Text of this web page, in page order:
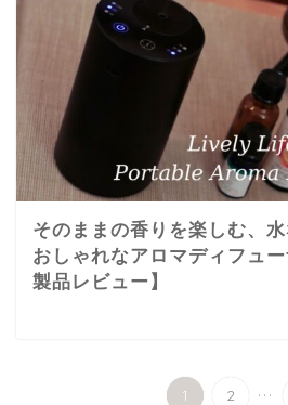
そのままの香りを楽しむ、
おしゃれなアロマディフュ
製品レビュー】
1 2 ...